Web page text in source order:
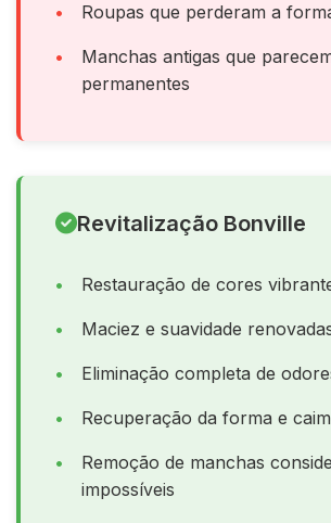
Roupas que perderam a
Manchas antigas que
permanentes
Revitalização Bonville
Restauração de cores
Maciez e suavidade
Eliminação completa de
Recuperação da forma e
Remoção de manchas
impossíveis